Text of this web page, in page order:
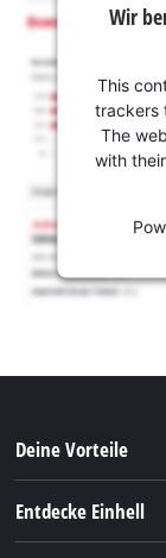
Wir
This
trackers
The
with
Deine Vorteile
Entdecke Einhell